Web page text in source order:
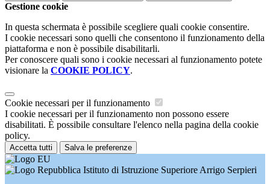
Gestione cookie
In questa schermata è possibile scegliere quali cookie consentire.
I cookie necessari sono quelli che consentono il funzionamento della
piattaforma e non è possibile disabilitarli.
Per conoscere quali sono i cookie necessari al funzionamento potete
visionare la COOKIE POLICY.
Cookie necessari per il funzionamento
I cookie necessari per il funzionamento non possono essere
disabilitati. È possibile consultare l'elenco nella pagina della cookie
policy.
Accetta tutti Salva le preferenze
Istituto di Istruzione Superiore Arrigo Serpieri